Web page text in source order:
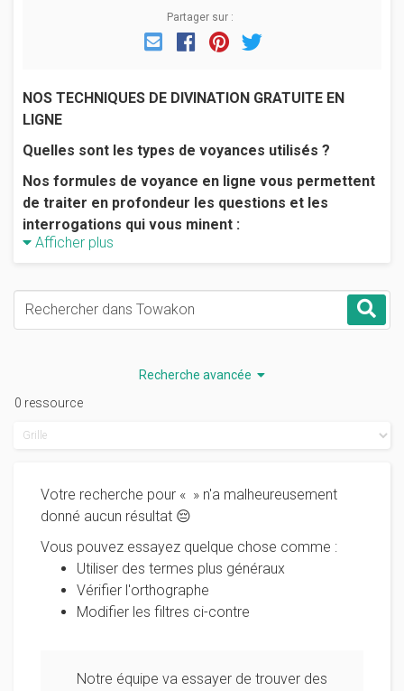
Partager sur :
EmailFacebook
Pinterest
NOS TECHNIQUES DE DIVINATION GRATUITE EN
LIGNE
Quelles sont les types de voyances utilisés ?
Nos formules de voyance en ligne vous permettent
de traiter en profondeur les questions et les
interrogations qui vous minent :
-RENCONTRES
-AUTRES
💫*séduire une personne*
💫*solutionner des problèmes dans votre couple*
💫*découvrir de quoi sera fait votre avenir au
💫*régler des différents familiaux*
Il est important de noter que nous sommes très
attentifs a ne pas exercer la moindre emprise sur
vous : nous vous donnons des informations et des
conseils sur votre avenir, mais il est important que
vous restiez maître de votre destin et que vous
nous vous rappellerons toujours que c’est votre
Afficher plus
Recherche avancée
0 ressource
Votre recherche pour « » n'a malheureusement
donné aucun résultat 😔
Vous pouvez essayez quelque chose comme :
Utiliser des termes plus généraux
Vérifier l'orthographe
Modifier les filtres ci-contre
Notre équipe va essayer de trouver des